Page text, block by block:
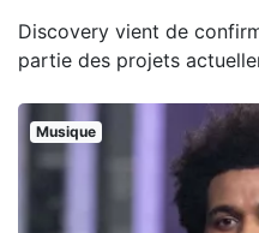
Discovery vient de
partie des projets
Musique